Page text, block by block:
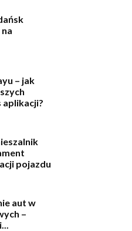
– jak
aplikacji?
pojazdu
aut w
–